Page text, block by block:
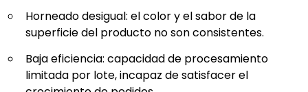
Horneado desigual: el color y el sabor de la
superficie del producto no son consistentes.
Baja eficiencia: capacidad de procesamiento
limitada por lote, incapaz de satisfacer el